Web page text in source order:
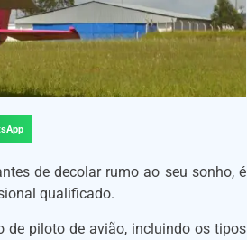
de decolar rumo ao seu sonho, é
qualificado.
de piloto de avião, incluindo os tipos